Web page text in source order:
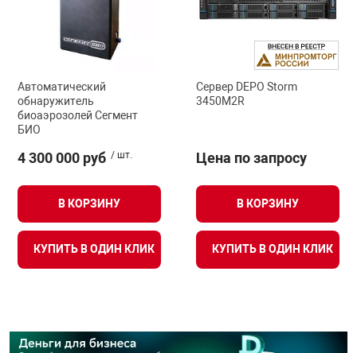
Автоматический
обнаружитель
биоаэрозолей Сегмент
БИО
4 300 000 руб / шт.
В КОРЗИНУ
КУПИТЬ В ОДИН КЛИК
Сервер DEPO Storm
3450M2R
Цена по запросу
В КОРЗИНУ
КУПИТЬ В ОДИН КЛИК